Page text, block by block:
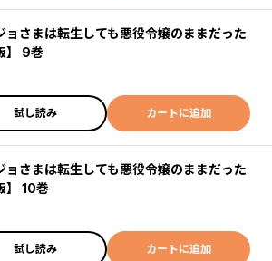
ョさまは転生しても悪役令嬢のままだった
】 9巻
試し読み カートに追加
ョさまは転生しても悪役令嬢のままだった
】 10巻
試し読み カートに追加